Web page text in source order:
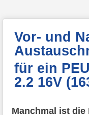
Vor- und
für ein
2.2 16V
Manchmal ist die